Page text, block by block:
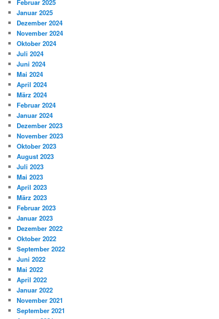
Februar 2025
Januar 2025
Dezember 2024
November 2024
Oktober 2024
Juli 2024
Juni 2024
Mai 2024
April 2024
März 2024
Februar 2024
Januar 2024
Dezember 2023
November 2023
Oktober 2023
August 2023
Juli 2023
Mai 2023
April 2023
März 2023
Februar 2023
Januar 2023
Dezember 2022
Oktober 2022
September 2022
Juni 2022
Mai 2022
April 2022
Januar 2022
November 2021
September 2021